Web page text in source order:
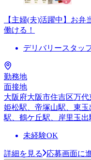
【主婦(夫)活躍中】お
働ける！
デリバリースタッ
勤務地
面接地
大阪府大阪市住吉区万代
姫松駅、帝塚山駅、東
駅、鶴ケ丘駅、岸里玉
未経験OK
詳細を見る 応募画面に